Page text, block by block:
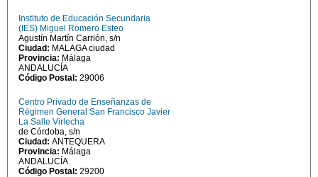
Instituto de Educación Secundaria
(IES) Miguel Romero Esteo
Agustín Martín Carrión, s/n
Ciudad: MALAGA ciudad
Provincia: Málaga
ANDALUCÍA
Código Postal: 29006
Centro Privado de Enseñanzas de
Régimen General San Francisco Javier
La Salle Virlecha
de Córdoba, s/n
Ciudad: ANTEQUERA
Provincia: Málaga
ANDALUCÍA
Código Postal: 29200